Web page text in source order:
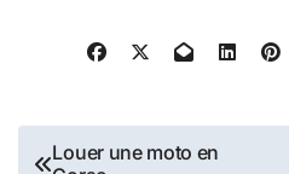
Navigation
Louer une moto en